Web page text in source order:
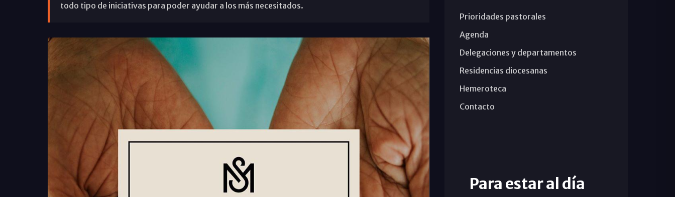
todo tipo de iniciativas para poder ayudar a los más necesitados.
Prioridades pastorales
Agenda
Delegaciones y departamentos
Residencias diocesanas
Hemeroteca
Contacto
Para estar al día